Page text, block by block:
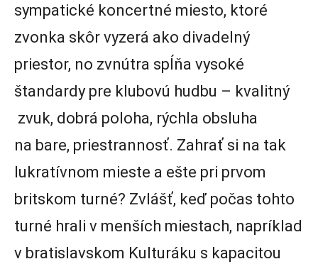
sympatické koncertné miesto, ktoré
zvonka skôr vyzerá ako divadelný
priestor, no zvnútra spĺňa vysoké
štandardy pre klubovú hudbu – kvalitný
zvuk, dobrá poloha, rýchla obsluha
na bare, priestrannosť. Zahrať si na tak
lukratívnom mieste a ešte pri prvom
britskom turné? Zvlášť, keď počas tohto
turné hrali v menších miestach, napríklad
v bratislavskom Kulturáku s kapacitou